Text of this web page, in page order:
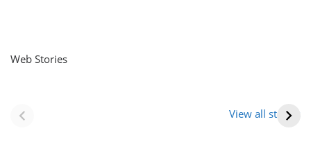
Web Stories
View all stories
(राजस्थान) |
आभूषण (women’s